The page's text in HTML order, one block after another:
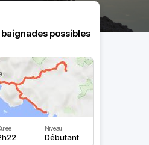
possibles
Niveau
Débutant